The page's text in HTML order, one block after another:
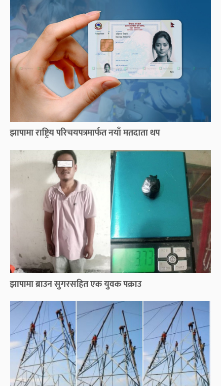
झापामा राष्ट्रिय परिचयपत्रमार्फत नयाँ मतदाता थप
झापामा ब्राउन सुगरसहित एक युवक पक्राउ